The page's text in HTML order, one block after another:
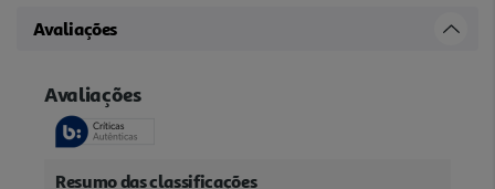
Avaliações